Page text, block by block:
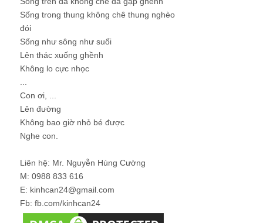
Sống trong thung không chê thung nghèo
đói
Sống như sông như suối
Lên thác xuống ghềnh
Không lo cực nhọc
Con ơi, ...
Lên đường
Không bao giờ nhỏ bé được
Nghe con.
Liên hệ: Mr. Nguyễn Hùng Cường
M: 0988 833 616
E: kinhcan24@gmail.com
Fb: fb.com/kinhcan24